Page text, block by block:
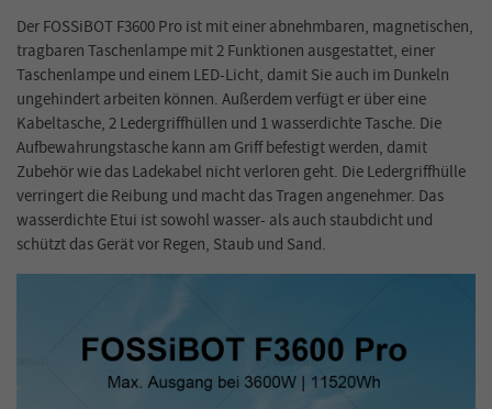
Der FOSSiBOT F3600 Pro ist mit einer abnehmbaren, magnetischen,
tragbaren Taschenlampe mit 2 Funktionen ausgestattet, einer
Taschenlampe und einem LED-Licht, damit Sie auch im Dunkeln
ungehindert arbeiten können. Außerdem verfügt er über eine
Kabeltasche, 2 Ledergriffhüllen und 1 wasserdichte Tasche. Die
Aufbewahrungstasche kann am Griff befestigt werden, damit
Zubehör wie das Ladekabel nicht verloren geht. Die Ledergriffhülle
verringert die Reibung und macht das Tragen angenehmer. Das
wasserdichte Etui ist sowohl wasser- als auch staubdicht und
schützt das Gerät vor Regen, Staub und Sand.